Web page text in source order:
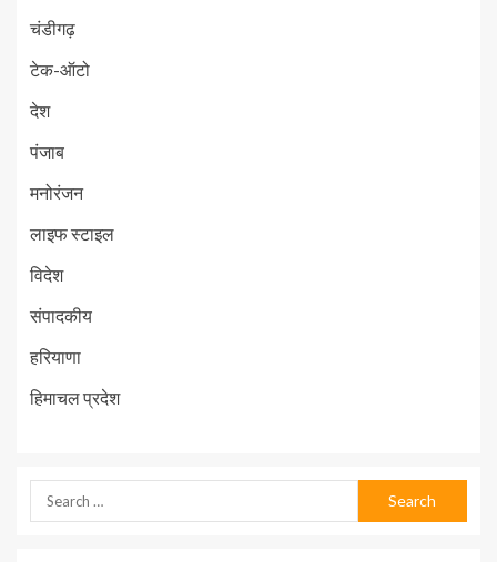
चंडीगढ़
टेक-ऑटो
देश
पंजाब
मनोरंजन
लाइफ स्टाइल
विदेश
संपादकीय
हरियाणा
हिमाचल प्रदेश